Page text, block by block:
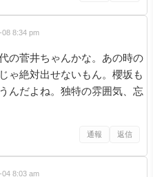
08 8:34 pm
の菅井ちゃんかな。あの時の
ゃ絶対出せないもん。櫻坂も
んだよね。独特の雰囲気、忘
通報 返信
04 8:03 am